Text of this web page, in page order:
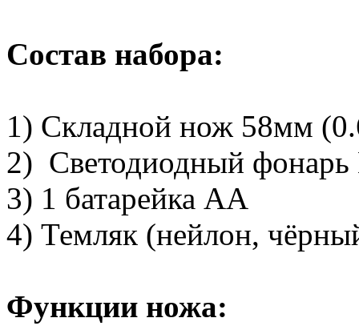
Состав набора:
1) Складной нож 58мм
2) Светодиодный
3) 1 батарейка АА
4) Темляк (нейлон,
Функции ножа: